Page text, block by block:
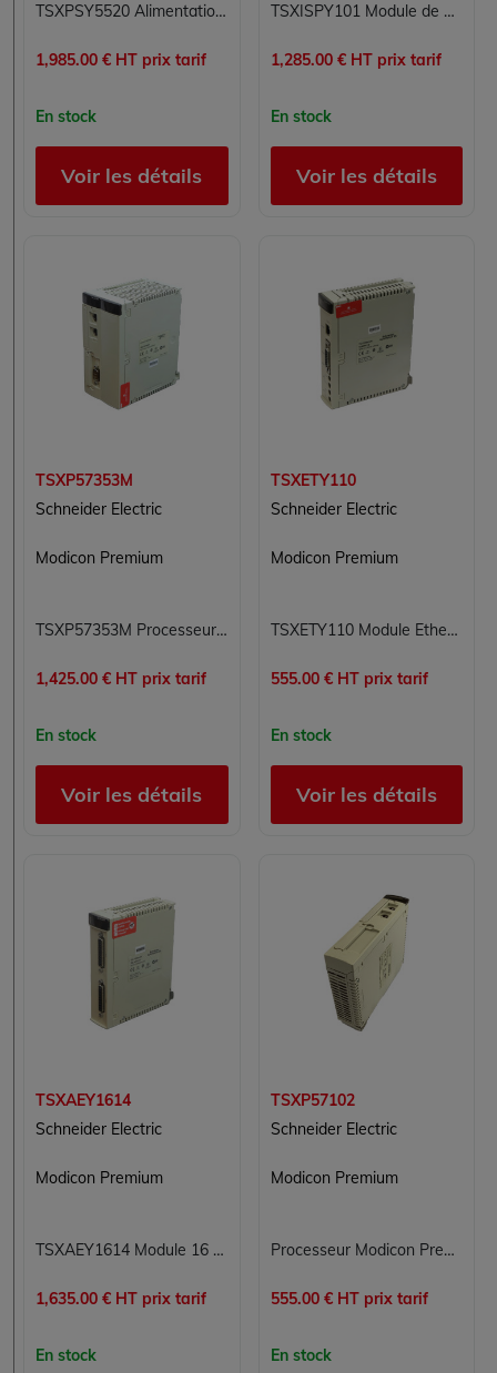
TSXPSY5520 Alimentation Modicon Premium Schneider Electric
1,985.00 € HT prix tarif
En stock
Voir les détails
TSXISPY101 Module de pesage Modicon Premium Schneider Electric
1,285.00 € HT prix tarif
En stock
Voir les détails
TSXP57353M
Schneider Electric
Modicon Premium
TSXP57353M Processeur Modicon Premium Schneider Electric
1,425.00 € HT prix tarif
En stock
Voir les détails
TSXETY110
Schneider Electric
Modicon Premium
TSXETY110 Module Ethernet TCP/IP Modicon Premium Schneider Electric
555.00 € HT prix tarif
En stock
Voir les détails
TSXAEY1614
Schneider Electric
Modicon Premium
TSXAEY1614 Module 16 entrées analogiques Carte 16E Modicon Premium Schneider Electric
1,635.00 € HT prix tarif
En stock
TSXP57102
Schneider Electric
Modicon Premium
Processeur Modicon Premium TSXP57102 Schneider Electric pour automate TSX Premium
555.00 € HT prix tarif
En stock